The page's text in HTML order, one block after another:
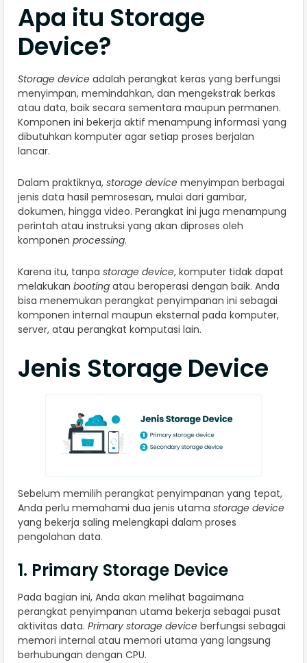
Apa itu Storage
Device?
Storage device adalah perangkat keras yang berfungsi
menyimpan, memindahkan, dan mengekstrak berkas
atau data, baik secara sementara maupun permanen.
Komponen ini bekerja aktif menampung informasi yang
dibutuhkan komputer agar setiap proses berjalan
lancar.
Dalam praktiknya, storage device menyimpan berbagai
jenis data hasil pemrosesan, mulai dari gambar,
dokumen, hingga video. Perangkat ini juga menampung
perintah atau instruksi yang akan diproses oleh
komponen processing.
Karena itu, tanpa storage device, komputer tidak dapat
melakukan booting atau beroperasi dengan baik. Anda
bisa menemukan perangkat penyimpanan ini sebagai
komponen internal maupun eksternal pada komputer,
server, atau perangkat komputasi lain.
Jenis Storage Device
Sebelum memilih perangkat penyimpanan yang tepat,
Anda perlu memahami dua jenis utama storage device
yang bekerja saling melengkapi dalam proses
pengolahan data.
1. Primary Storage Device
Pada bagian ini, Anda akan melihat bagaimana
perangkat penyimpanan utama bekerja sebagai pusat
aktivitas data. Primary storage device berfungsi sebagai
memori internal atau memori utama yang langsung
berhubungan dengan CPU.